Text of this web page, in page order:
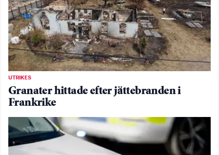
UTRIKES
Granater hittade efter jättebranden i
Frankrike